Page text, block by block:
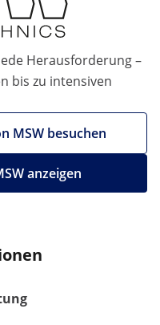
Herausforderung –
bis zu intensiven
MSW besuchen
anzeigen